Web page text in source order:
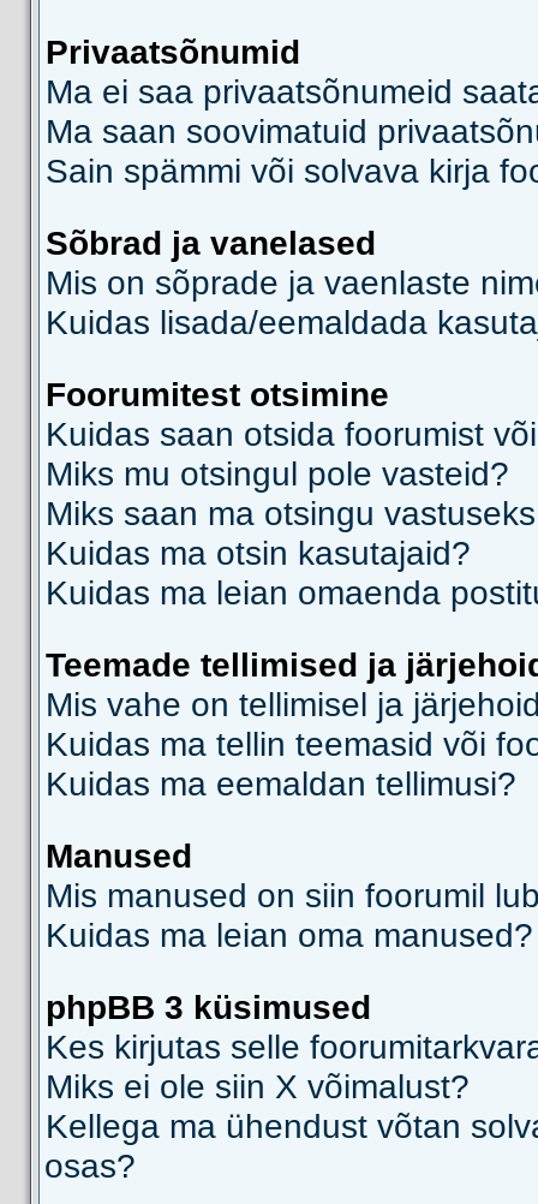
Privaatsõnumid
Ma ei saa privaatsõnumeid
Ma saan soovimatuid
Sain spämmi või solvava kirja
Sõbrad ja vanelased
Mis on sõprade ja vaenlaste
Kuidas lisada/eemaldada
Foorumitest otsimine
Kuidas saan otsida foorumist
Miks mu otsingul pole vasteid?
Miks saan ma otsingu
Kuidas ma otsin kasutajaid?
Kuidas ma leian omaenda
Teemade tellimised ja
Mis vahe on tellimisel ja
Kuidas ma tellin teemasid või
Kuidas ma eemaldan tellimusi?
Manused
Mis manused on siin foorumil
Kuidas ma leian oma manused?
phpBB 3 küsimused
Kes kirjutas selle
Miks ei ole siin X võimalust?
Kellega ma ühendust võtan
osas?